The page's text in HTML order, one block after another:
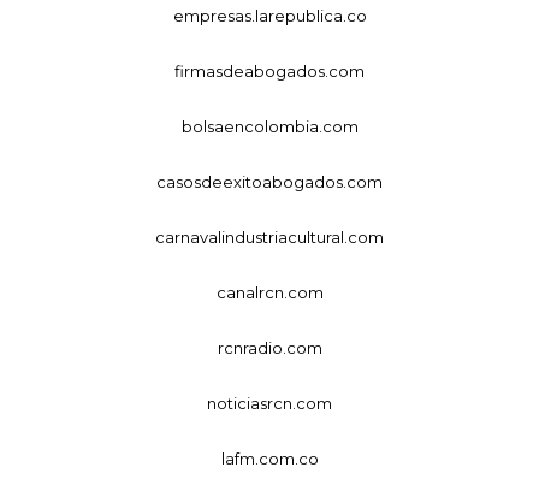
empresas.larepublica.co
firmasdeabogados.com
bolsaencolombia.com
casosdeexitoabogados.com
carnavalindustriacultural.com
canalrcn.com
rcnradio.com
noticiasrcn.com
lafm.com.co